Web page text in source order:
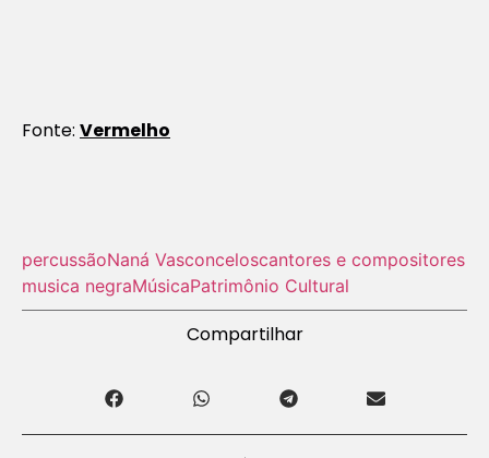
Fonte: Vermelho
percussãoNaná Vasconceloscantores e compositores
musica negraMúsicaPatrimônio Cultural
Compartilhar